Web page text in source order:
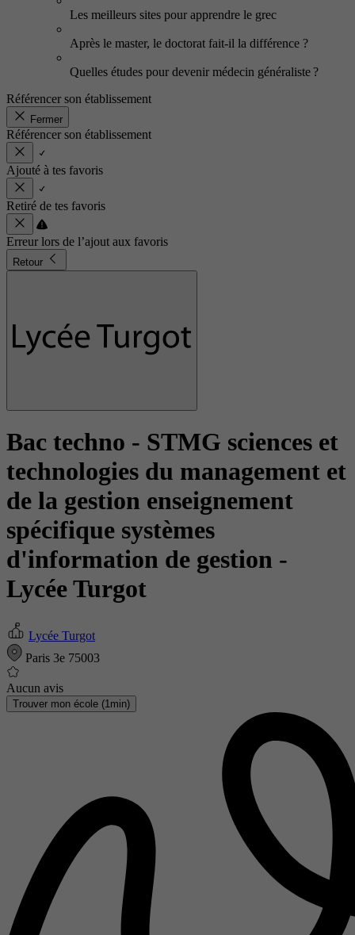
Les meilleurs sites pour apprendre le grec
Après le master, le doctorat fait-il la différence ?
Quelles études pour devenir médecin généraliste ?
Référencer son établissement
Fermer
Référencer son établissement
Ajouté à tes favoris
Retiré de tes favoris
Erreur lors de l’ajout aux favoris
Retour
Bac techno - STMG sciences et
technologies du management et
de la gestion enseignement
spécifique systèmes
d'information de gestion -
Lycée Turgot
Lycée Turgot
Paris 3e 75003
Aucun avis
Trouver mon école (1min)